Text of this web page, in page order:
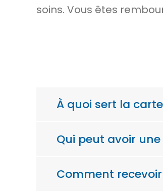
soins. Vous êtes
À quoi sert la
Qui peut avoir
Comment